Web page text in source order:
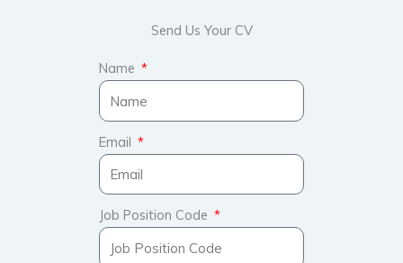
Send Us Your CV
Name
Email
Job Position Code